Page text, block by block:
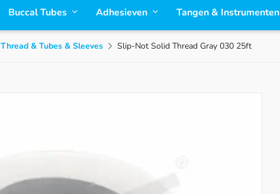
Buccal Tubes Adhesieven Tangen & Instrumenten
Thread & Tubes & Sleeves Slip-Not Solid Thread Gray 030 25ft